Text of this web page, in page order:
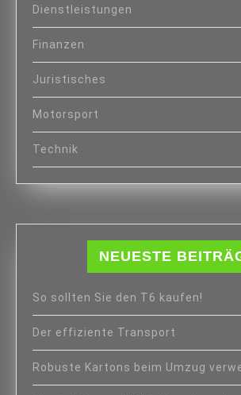
Dienstleistungen
Finanzen
Juristisches
Motorsport
Technik
NEUESTE
So sollten Sie den T6 kaufen!
Der effiziente Transport
Robuste Kartons beim Umzug